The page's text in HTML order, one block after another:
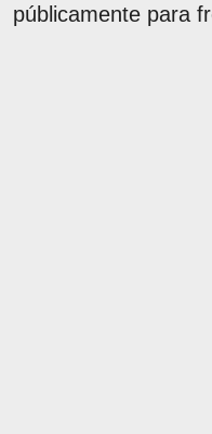
públicamente para